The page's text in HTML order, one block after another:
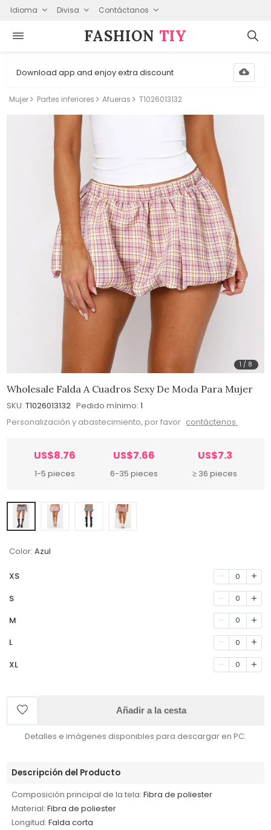
Idioma Divisa Contáctanos
FASHION⁠ TIY
Download app and enjoy extra discount
Mujer Partes inferiores Afueras T1026013132
1 / 8
Wholesale Falda A Cuadros Sexy De Moda Para Mujer
SKU: T1026013132 Pedido mínimo: 1
Personalización y abastecimiento, por favor contáctenos.
US$8.76
1-5 pieces
US$7.66
6-35 pieces
US$7.3
≥ 36 pieces
Color: Azul
XS 0
S 0
M 0
L 0
XL 0
Añadir a la cesta
Detalles e imágenes disponibles para descargar en PC.
Descripción del Producto
Composición principal de la tela: Fibra de poliester
Material: Fibra de poliester
Longitud: Falda corta